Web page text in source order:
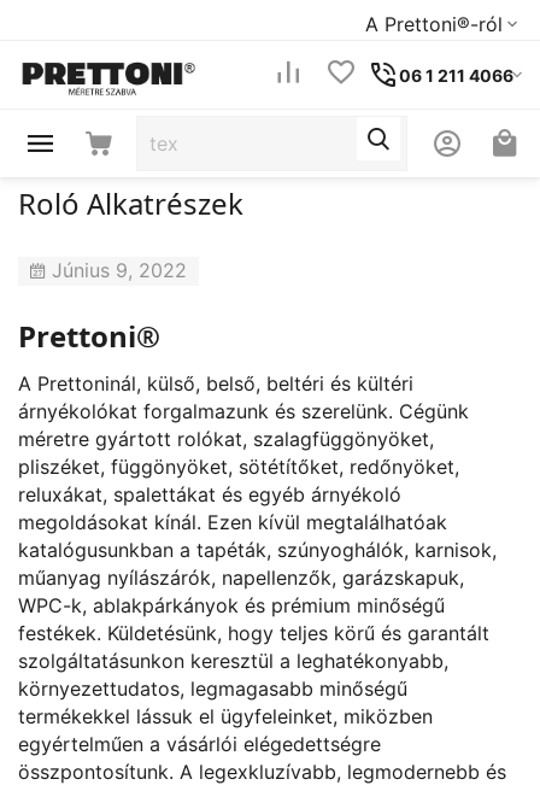
A Prettoni®-ról
06 1 211 4066
Roló Alkatrészek
Június 9, 2022
Prettoni®
A Prettoninál, külső, belső, beltéri és kültéri
árnyékolókat forgalmazunk és szerelünk. Cégünk
méretre gyártott rolókat, szalagfüggönyöket,
pliszéket, függönyöket, sötétítőket, redőnyöket,
reluxákat, spalettákat és egyéb árnyékoló
megoldásokat kínál. Ezen kívül megtalálhatóak
katalógusunkban a tapéták, szúnyoghálók, karnisok,
műanyag nyílászárók, napellenzők, garázskapuk,
WPC-k, ablakpárkányok és prémium minőségű
festékek. Küldetésünk, hogy teljes körű és garantált
szolgáltatásunkon keresztül a leghatékonyabb,
környezettudatos, legmagasabb minőségű
termékekkel lássuk el ügyfeleinket, miközben
egyértelműen a vásárlói elégedettségre
összpontosítunk. A legexkluzívabb, legmodernebb és